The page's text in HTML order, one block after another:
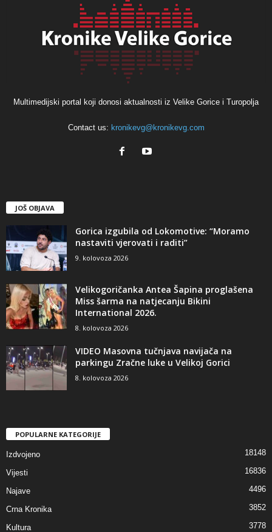
Multimedijski portal koji donosi aktualnosti iz Velike Gorice i Turopolja
Contact us: kronikevg@kronikevg.com
JOŠ OBJAVA
Gorica izgubila od Lokomotive: “Moramo
nastaviti vjerovati i raditi”
9. kolovoza 2026
Velikogoričanka Antea Šapina proglašena
Miss šarma na natjecanju Bikini
International 2026.
8. kolovoza 2026
VIDEO Masovna tučnjava navijača na
parkingu Zračne luke u Velikoj Gorici
8. kolovoza 2026
POPULARNE KATEGORIJE
Izdvojeno 18148
Vijesti 16836
Najave 4496
Crna Kronika 3852
Kultura 3778